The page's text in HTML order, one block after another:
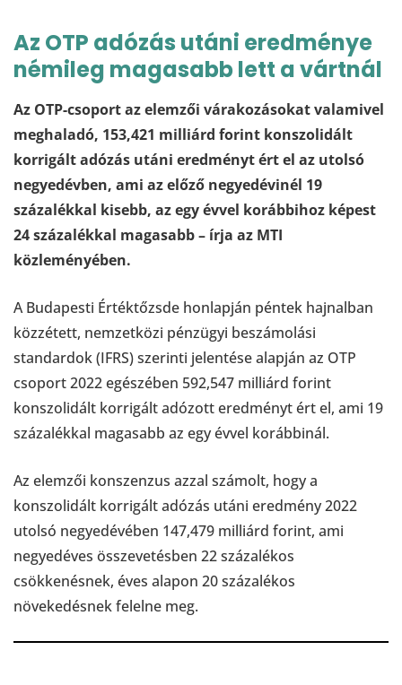
Az OTP adózás utáni eredménye
némileg magasabb lett a vártnál
Az OTP-csoport az elemzői várakozásokat valamivel
meghaladó, 153,421 milliárd forint konszolidált
korrigált adózás utáni eredményt ért el az utolsó
negyedévben, ami az előző negyedévinél 19
százalékkal kisebb, az egy évvel korábbihoz képest
24 százalékkal magasabb – írja az MTI
közleményében.
A Budapesti Értéktőzsde honlapján péntek hajnalban
közzétett, nemzetközi pénzügyi beszámolási
standardok (IFRS) szerinti jelentése alapján az OTP
csoport 2022 egészében 592,547 milliárd forint
konszolidált korrigált adózott eredményt ért el, ami 19
százalékkal magasabb az egy évvel korábbinál.
Az elemzői konszenzus azzal számolt, hogy a
konszolidált korrigált adózás utáni eredmény 2022
utolsó negyedévében 147,479 milliárd forint, ami
negyedéves összevetésben 22 százalékos
csökkenésnek, éves alapon 20 százalékos
növekedésnek felelne meg.